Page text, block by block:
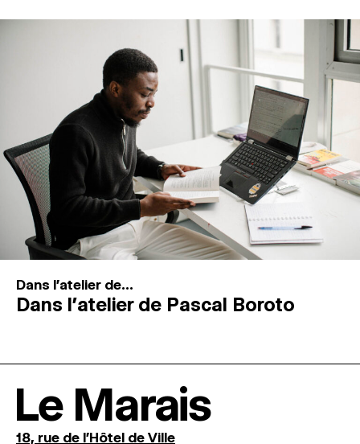
Dans l'atelier de...
Dans l’atelier de Pascal Boroto
Le Marais
18, rue de l'Hôtel de Ville